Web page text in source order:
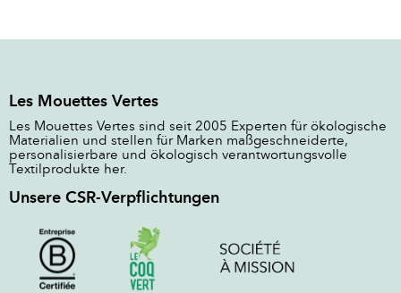
Les Mouettes Vertes
Les Mouettes Vertes sind seit 2005 Experten für ökologische
Materialien und stellen für Marken maßgeschneiderte,
personalisierbare und ökologisch verantwortungsvolle
Textilprodukte her.
Unsere CSR-Verpflichtungen